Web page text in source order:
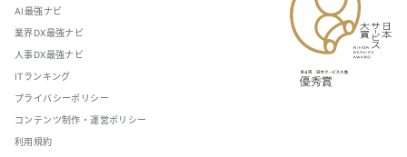
AI最強ナビ
業界DX最強ナビ
人事DX最強ナビ
ITランキング
プライバシーポリシー
コンテンツ制作・運営ポリシー
利用規約